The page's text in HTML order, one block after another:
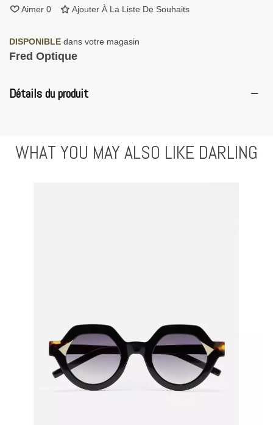
Aimer 0 Ajouter À La Liste De Souhaits
DISPONIBLE dans votre magasin
Fred Optique
Détails du produit
WHAT YOU MAY ALSO LIKE DARLING